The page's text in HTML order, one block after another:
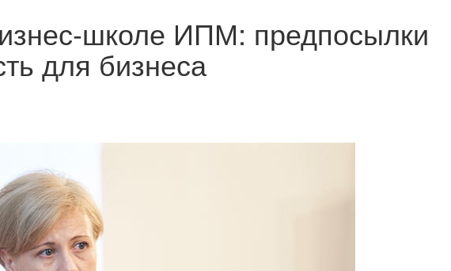
школе ИПМ: предпосылки
для бизнеса